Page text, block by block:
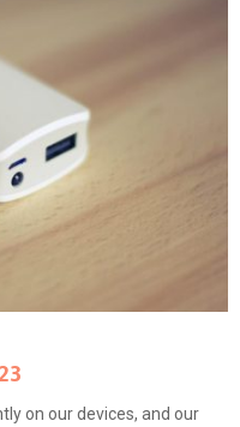
on our devices, and our